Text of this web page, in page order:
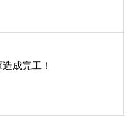
成完工！